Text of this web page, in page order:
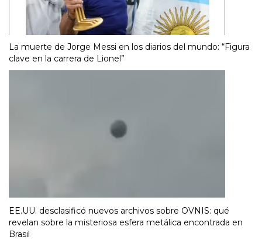
La muerte de Jorge Messi en los diarios del mundo: “Figura
clave en la carrera de Lionel”
EE.UU. desclasificó nuevos archivos sobre OVNIS: qué
revelan sobre la misteriosa esfera metálica encontrada en
Brasil